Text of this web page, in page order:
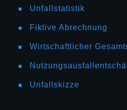
Unfallstatistik
Fiktive Abrechnung
Wirtschaftlicher
Unfallskizze